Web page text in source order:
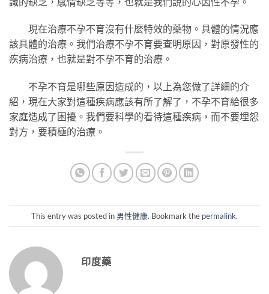
現在治療不孕不育沒有什麼特效的藥物。具體的情況應
該具體的治療。我們治療不孕不育要查明原因，對原發性的
疾病治療，也就是對不孕不育的治療。
不孕不育是哪些原因造成的，以上為您做了詳細的介
紹，現在大家對這種疾病應該有所了解了，不孕不育給很多
家庭造成了困擾。我們要科學的看待這種疾病，而不要埋怨
對方，要積極的治療。
This entry was posted in 男性健康. Bookmark the permalink.
印度藥